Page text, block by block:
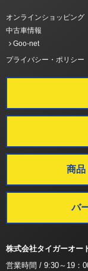
オンラインショッピング
中古車情報
Goo-net
プライバシー・ポリシー
商品
バ
株式会社タイガーオー
営業時間 / 9:30～19：